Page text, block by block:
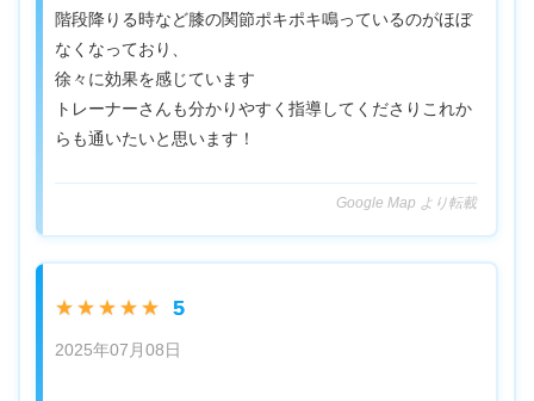
階段降りる時など膝の関節ポキポキ鳴っているのがほぼ
なくなっており、
徐々に効果を感じています
トレーナーさんも分かりやすく指導してくださりこれか
らも通いたいと思います！
Google Map より転載
★★★★★ 5
2025年07月08日